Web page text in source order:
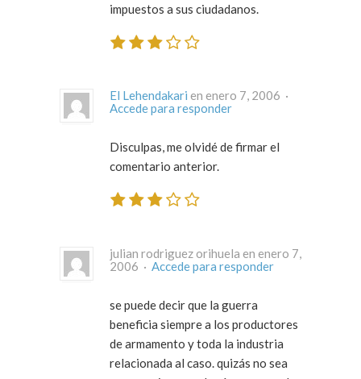
impuestos a sus ciudadanos.
El Lehendakari
en enero 7, 2006 ·
Accede para responder
Disculpas, me olvidé de firmar el
comentario anterior.
julian rodriguez orihuela en enero 7,
2006 · Accede para responder
se puede decir que la guerra
beneficia siempre a los productores
de armamento y toda la industria
relacionada al caso. quizás no sea